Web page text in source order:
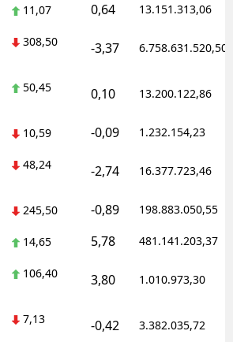
11,07 0,64 13.151.313,06
308,50 -3,37 6.758.631.520,50
50,45 0,10 13.200.122,86
10,59 -0,09 1.232.154,23
48,24 -2,74 16.377.723,46
245,50 -0,89 198.883.050,55
14,65 5,78 481.141.203,37
106,40 3,80 1.010.973,30
7,13 -0,42 3.382.035,72